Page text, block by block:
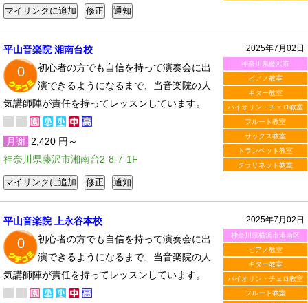
2025年7月02日
神奈川県藤沢市
ピアノ教室
ギター教室
バイオリン・チェロ教室
フルート教室
サックス教室
トランペット教室
クラリネット教室
平山音楽院 湘南台校
0
初心者の方でも自信を持って演奏会に出
演できるようになるまで、当音楽院の人
気講師陣が責任を持ってレッスンしています。
月謝 2,420 円～
神奈川県藤沢市湘南台2-8-7-1F
2025年7月02日
神奈川県横浜市港南区
ピアノ教室
ギター教室
バイオリン・チェロ教室
フルート教室
平山音楽院 上永谷本校
0
初心者の方でも自信を持って演奏会に出
演できるようになるまで、当音楽院の人
気講師陣が責任を持ってレッスンしています。